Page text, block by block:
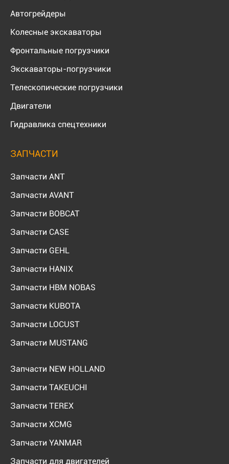
Автогрейдеры
Колесные экскаваторы
Фронтальные погрузчики
Экскаваторы-погрузчики
Телескопические погрузчики
Двигатели
Гидравлика спецтехники
ЗАПЧАСТИ
Запчасти ANT
Запчасти AVANT
Запчасти BOBCAT
Запчасти CASE
Запчасти GEHL
Запчасти HANIX
Запчасти HBM NOBAS
Запчасти KUBOTA
Запчасти LOCUST
Запчасти MUSTANG
Запчасти NEW HOLLAND
Запчасти TAKEUCHI
Запчасти TEREX
Запчасти XCMG
Запчасти YANMAR
Запчасти для двигателей